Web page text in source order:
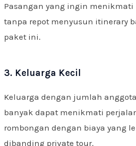
Pasangan yang ingin menikmati
tanpa repot menyusun itinerary
paket ini.
3. Keluarga Kecil
Keluarga dengan jumlah
banyak dapat menikmati
rombongan dengan biaya yang
dibanding private tour.